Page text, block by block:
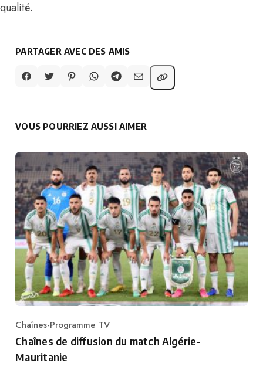
qualité.
PARTAGER AVEC DES AMIS
VOUS POURRIEZ AUSSI AIMER
Category
Chaînes-Programme TV
Chaînes de diffusion du match Algérie-
Mauritanie